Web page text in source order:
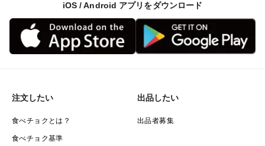
iOS / Android アプリをダウンロード
注文したい
食べチョクとは？
食べチョク基準
出品したい
出品者募集